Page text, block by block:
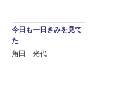
今日も一日きみを見て
た
角田 光代